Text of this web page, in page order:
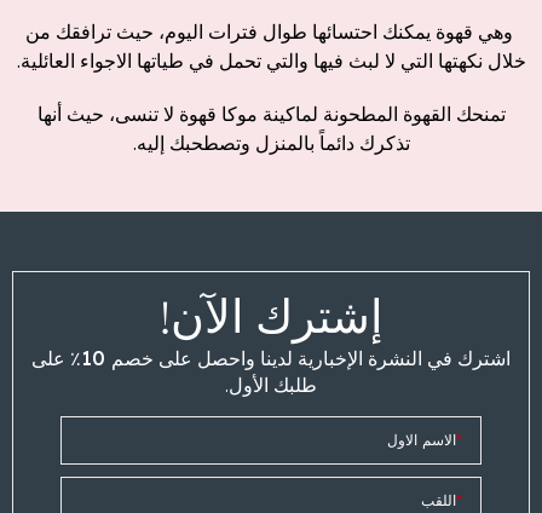
وهي قهوة يمكنك احتسائها طوال فترات اليوم، حيث ترافقك من
خلال نكهتها التي لا لبث فيها والتي تحمل في طياتها الاجواء العائلية.
تمنحك القهوة المطحونة لماكينة موكا قهوة لا تنسى، حيث أنها
تذكرك دائماً بالمنزل وتصطحبك إليه.
إشترك الآن!
اشترك في النشرة الإخبارية لدينا واحصل على خصم 10٪
على
طلبك الأول.
الاسم الاول*
اللقب*